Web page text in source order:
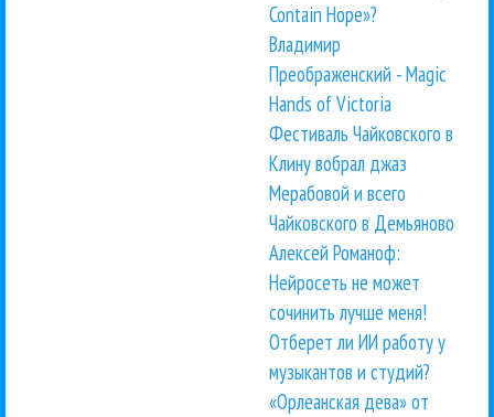
Contain Hope»?
Владимир
Преображенский - Magic
Hands of Victoria
Фестиваль Чайковского в
Клину вобрал джаз
Мерабовой и всего
Чайковского в Демьяново
Алексей Романоф:
Нейросеть не может
сочинить лучше меня!
Отберет ли ИИ работу у
музыкантов и студий?
«Орлеанская дева» от